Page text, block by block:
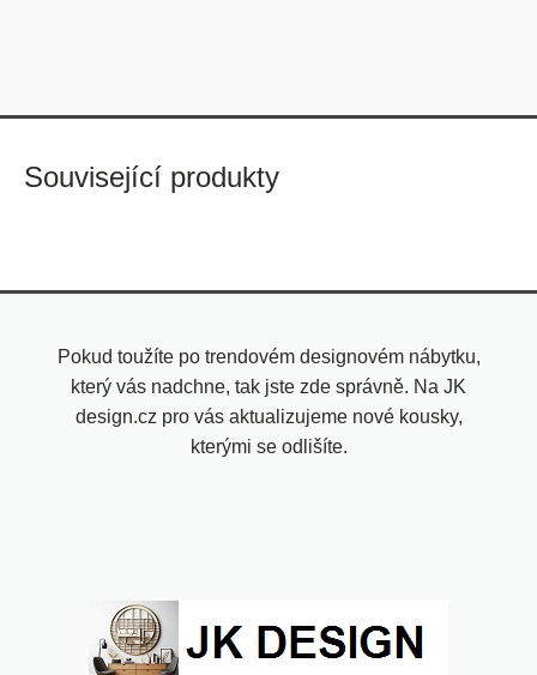
Související produkty
Pokud toužíte po trendovém designovém nábytku,
který vás nadchne, tak jste zde správně. Na JK
design.cz pro vás aktualizujeme nové kousky,
kterými se odlišíte.